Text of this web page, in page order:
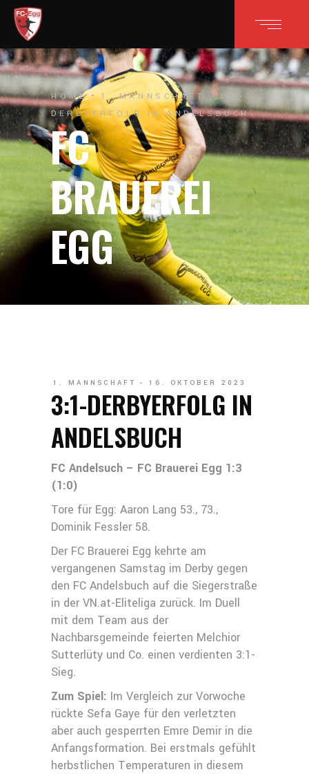
HOME 1. MANNSCHAFT
3:1-
DERBYERFOLG IN ANDELSBUCH
FC
BRAUEREI
EGG
1. MANNSCHAFT 16. OKTOBER 2023
3:1-DERBYERFOLG IN
ANDELSBUCH
FC Andelsuch – FC Brauerei Egg 1:3
(1:0)
Tore für Egg: Aaron Lang 53., 73.,
Dominik Fessler 58.
Der FC Brauerei Egg kehrte am
vergangenen Samstag im Derby gegen
den FC Andelsbuch auf die Siegerstraße
in der VN.at-Eliteliga zurück. Im Duell
mit dem Team aus der
Nachbarsgemeinde feierten Melchior
Sutterlüty und Co. einen verdienten 3:1-
Sieg.
Zum Spiel: Im Vergleich zur Vorwoche
rückte Sefa Gaye für den verletzten
aber auch gesperrten Emre Demir in die
Anfangsformation. Bei erstmals gefühlt
herbstlichen Temperaturen in diesem